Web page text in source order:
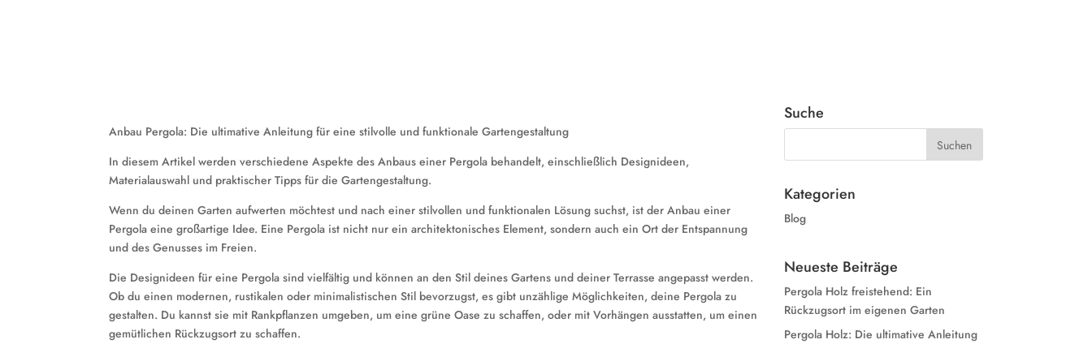
Anbau Pergola: Die ultimative Anleitung für eine stilvolle und funktionale Gartengestaltung
In diesem Artikel werden verschiedene Aspekte des Anbaus einer Pergola behandelt, einschließlich Designideen,
Materialauswahl und praktischer Tipps für die Gartengestaltung.
Wenn du deinen Garten aufwerten möchtest und nach einer stilvollen und funktionalen Lösung suchst, ist der Anbau einer
Pergola eine großartige Idee. Eine Pergola ist nicht nur ein architektonisches Element, sondern auch ein Ort der Entspannung
und des Genusses im Freien.
Die Designideen für eine Pergola sind vielfältig und können an den Stil deines Gartens und deiner Terrasse angepasst werden.
Ob du einen modernen, rustikalen oder minimalistischen Stil bevorzugst, es gibt unzählige Möglichkeiten, deine Pergola zu
gestalten. Du kannst sie mit Rankpflanzen umgeben, um eine grüne Oase zu schaffen, oder mit Vorhängen ausstatten, um einen
gemütlichen Rückzugsort zu schaffen.
Suche
Kategorien
Blog
Neueste Beiträge
Pergola Holz freistehend: Ein
Rückzugsort im eigenen Garten
Pergola Holz: Die ultimative Anleitung